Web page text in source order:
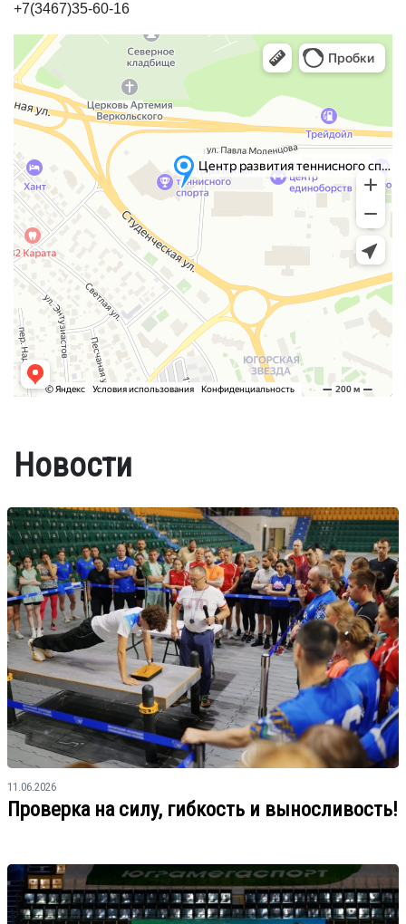
+7(3467)35-60-16
Новости
11.06.2026
Проверка на силу, гибкость и выносливость!